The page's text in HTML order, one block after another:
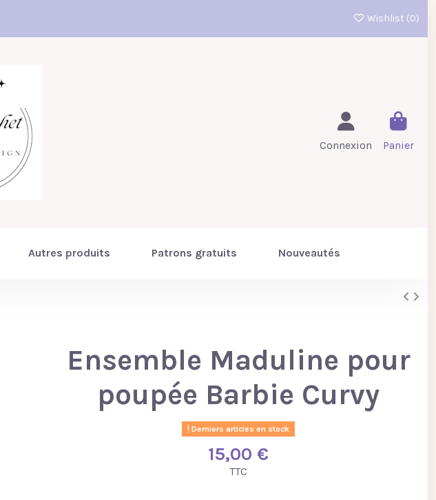
Wishlist (0)
Connexion Panier
Autres produits Patrons gratuits Nouveautés
Ensemble Maduline pour
poupée Barbie Curvy
Derniers articles en stock
15,00 €
TTC